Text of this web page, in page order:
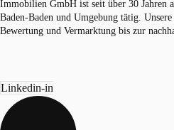
Immobilien GmbH ist seit über 30 Jahren
Baden-Baden und Umgebung tätig.
Bewertung und Vermarktung bis zur
Linkedin-in